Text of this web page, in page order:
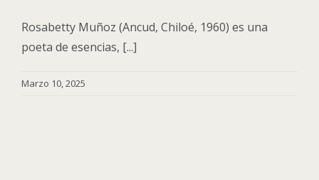
Rosabetty Muñoz (Ancud, Chiloé, 1960) es una
poeta de esencias, [...]
Marzo 10, 2025